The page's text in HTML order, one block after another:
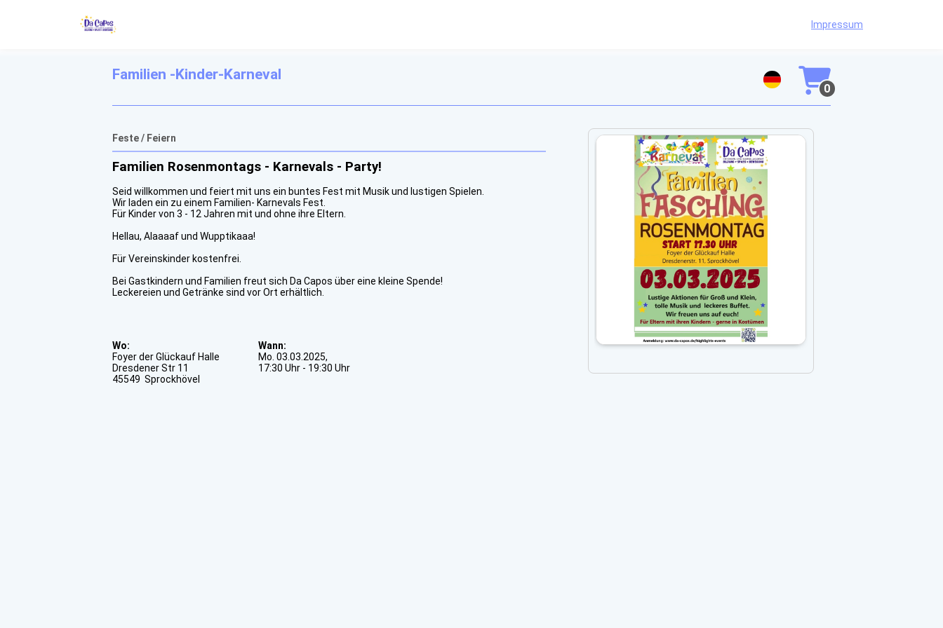
Impressum
Familien -Kinder-Karneval
0
Feste / Feiern
Familien Rosenmontags - Karnevals - Party!
Seid willkommen und feiert mit uns ein buntes Fest mit Musik und lustigen Spielen.
Wir laden ein zu einem Familien- Karnevals Fest.
Für Kinder von 3 - 12 Jahren mit und ohne ihre Eltern.
Hellau, Alaaaaf und Wupptikaaa!
Für Vereinskinder kostenfrei.
Bei Gastkindern und Familien freut sich Da Capos über eine kleine Spende!
Leckereien und Getränke sind vor Ort erhältlich.
Wo:
Foyer der Glückauf Halle
Dresdener Str 11
45549 Sprockhövel
Wann:
Mo. 03.03.2025,
17:30 Uhr - 19:30 Uhr